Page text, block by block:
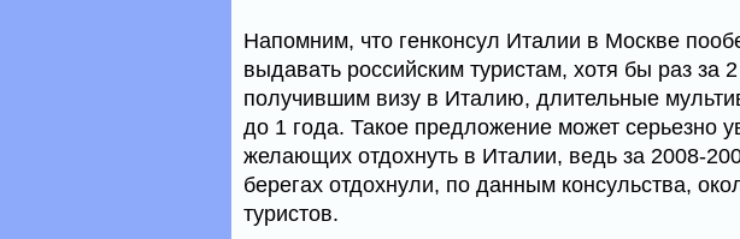
Напомним, что генконсул Италии в Москве
выдавать российским туристам, хотя бы раз за
получившим визу в Италию, длительные
до 1 года. Такое предложение может серьезно
желающих отдохнуть в Италии, ведь за 2008-
берегах отдохнули, по данным консульства,
туристов.